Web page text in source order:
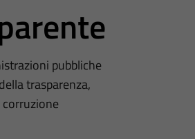
pubbliche
trasparenza,